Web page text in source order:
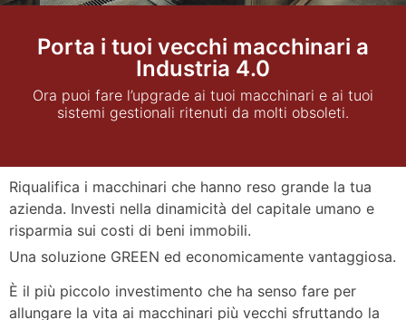
Porta i tuoi vecchi macchinari a
Industria 4.0
Ora puoi fare l’upgrade ai tuoi macchinari e ai tuoi
sistemi gestionali ritenuti da molti obsoleti.
Riqualifica i macchinari che hanno reso grande la tua
azienda. Investi nella dinamicità del capitale umano e
risparmia sui costi di beni immobili.
Una soluzione GREEN ed economicamente vantaggiosa.
È il più piccolo investimento che ha senso fare per
allungare la vita ai macchinari più vecchi sfruttando la